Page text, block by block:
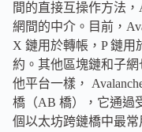
間的直接互操作方法
網間的中介。目前，
X 鏈用於轉帳，P 鏈用
約。其他區塊鏈和子
他平台一樣，
橋（AB 橋），它通過
個以太坊跨鏈橋中最常